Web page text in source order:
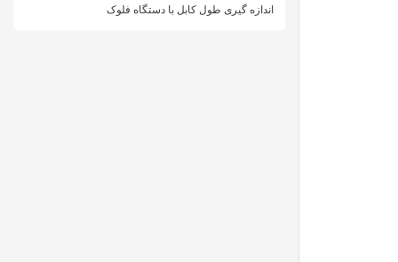
اندازه گیری طول کابل با دستگاه فلوک